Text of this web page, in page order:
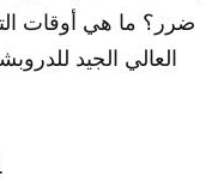
ضرر؟ ما هي أوقات
العالي الجيد
4.